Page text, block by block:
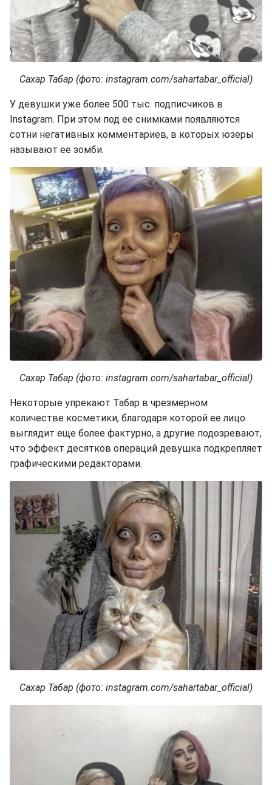
Сахар Табар (фото: instagram.com/sahartabar_official)
У девушки уже более 500 тыс. подписчиков в
Instagram. При этом под ее снимками появляются
сотни негативных комментариев, в которых юзеры
называют ее зомби.
Сахар Табар (фото: instagram.com/sahartabar_official)
Некоторые упрекают Табар в чрезмерном
количестве косметики, благодаря которой ее лицо
выглядит еще более фактурно, а другие подозревают,
что эффект десятков операций девушка подкрепляет
графическими редакторами.
Сахар Табар (фото: instagram.com/sahartabar_official)